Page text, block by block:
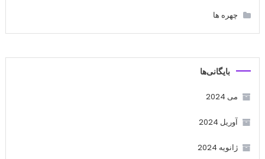
چهره ها
بایگانی‌ها
می 2024
آوریل 2024
ژانویه 2024